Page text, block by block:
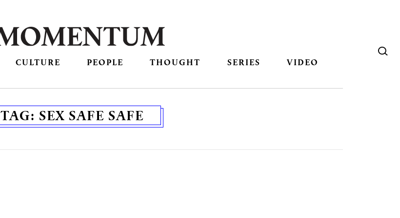
CULTURE PEOPLE THOUGHT SERIES VIDEO
TAG: SEX SAFE SAFE